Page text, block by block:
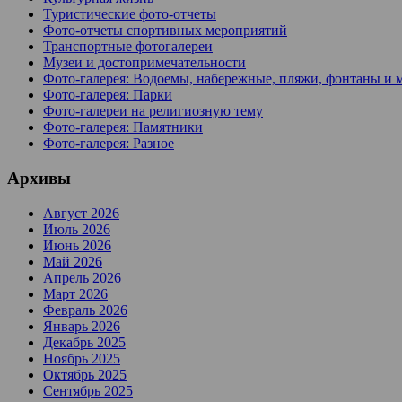
Туристические фото-отчеты
Фото-отчеты спортивных мероприятий
Транспортные фотогалереи
Музеи и достопримечательности
Фото-галерея: Водоемы, набережные, пляжи, фонтаны и
Фото-галерея: Парки
Фото-галереи на религиозную тему
Фото-галерея: Памятники
Фото-галерея: Разное
Архивы
Август 2026
Июль 2026
Июнь 2026
Май 2026
Апрель 2026
Март 2026
Февраль 2026
Январь 2026
Декабрь 2025
Ноябрь 2025
Октябрь 2025
Сентябрь 2025